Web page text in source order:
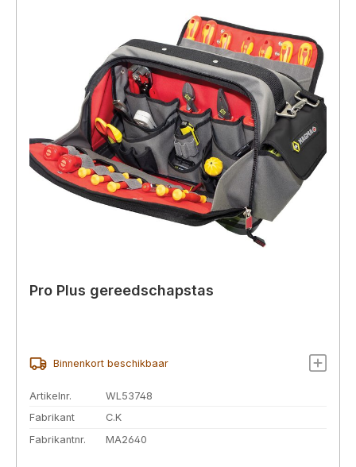
Pro Plus gereedschapstas
Binnenkort beschikbaar
Artikelnr.
WL53748
Fabrikant
C.K
Fabrikantnr.
MA2640